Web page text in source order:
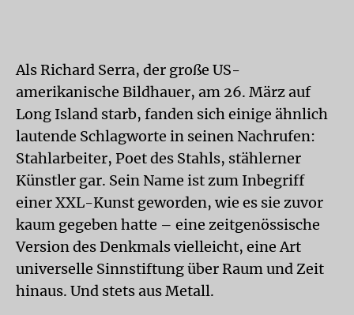
Als Richard Serra, der große US-
amerikanische Bildhauer, am 26. März auf
Long Island starb, fanden sich einige ähnlich
lautende Schlagworte in seinen Nachrufen:
Stahlarbeiter, Poet des Stahls, stählerner
Künstler gar. Sein Name ist zum Inbegriff
einer XXL-Kunst geworden, wie es sie zuvor
kaum gegeben hatte – eine zeitgenössische
Version des Denkmals vielleicht, eine Art
universelle Sinnstiftung über Raum und Zeit
hinaus. Und stets aus Metall.